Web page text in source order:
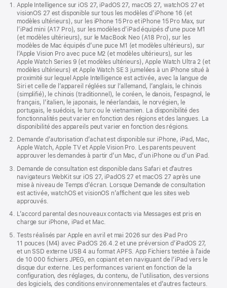
de
page
Apple
Apple Intelligence sur iOS 27, iPadOS 27, macOS 27, watchOS 27 et
visionOS 27 est disponible sur tous les modèles d’iPhone 16 (et
modèles ultérieurs), sur les iPhone 15 Pro et iPhone 15 Pro Max, sur
l’iPad mini (A17 Pro), sur les modèles d’iPad équipés d’une puce M1
(et modèles ultérieurs), sur le MacBook Neo (A18 Pro), sur les
modèles de Mac équipés d’une puce M1 (et modèles ultérieurs), sur
l’Apple Vision Pro avec puce M2 (et modèles ultérieurs), sur les
Apple Watch Series 9 (et modèles ultérieurs), Apple Watch Ultra 2 (et
modèles ultérieurs) et Apple Watch SE 3 jumelées à un iPhone situé à
proximité sur lequel Apple Intelligence est activée, avec la langue de
Siri et celle de l’appareil réglées sur l’allemand, l’anglais, le chinois
(simplifié), le chinois (traditionnel), le coréen, le danois, l’espagnol, le
français, l’italien, le japonais, le néerlandais, le norvégien, le
portugais, le suédois, le turc ou le vietnamien. La disponibilité des
fonctionnalités peut varier en fonction des régions et des langues. La
disponibilité des appareils peut varier en fonction des régions.
Demande d’autorisation d’achat est disponible sur iPhone, iPad, Mac,
Apple Watch, Apple TV et Apple Vision Pro. Les parents peuvent
approuver les demandes à partir d’un Mac, d’un iPhone ou d’un iPad.
Demande de consultation est disponible dans Safari et d’autres
navigateurs WebKit sur iOS 27, iPadOS 27 et macOS 27 après une
mise à niveau de Temps d’écran. Lorsque Demande de consultation
est activée, watchOS et visionOS n’affichent que les sites web
approuvés.
L’accord parental des nouveaux contacts via Messages est pris en
charge sur iPhone, iPad et Mac.
Tests réalisés par Apple en avril et mai 2026 sur des iPad Pro
11 pouces (M4) avec iPadOS 26.4.2 et une préversion d’iPadOS 27,
et un SSD externe USB 4 au format APFS. App Fichiers testée à l’aide
de 10 000 fichiers JPEG, en copiant et en naviguant de l’iPad vers le
disque dur externe. Les performances varient en fonction de la
configu­ration, des réglages, du contenu, de l’utilisa­tion, des versions
des logiciels, des conditions environ­nementales et d’autres facteurs.